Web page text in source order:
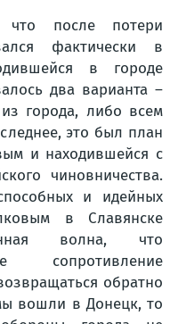
после потери
фактически в
в городе
два варианта –
города, либо всем
это был план
и находившейся с
чиновничества.
и идейных
в Славянске
волна, что
сопротивление
обратно
вошли в Донецк, то